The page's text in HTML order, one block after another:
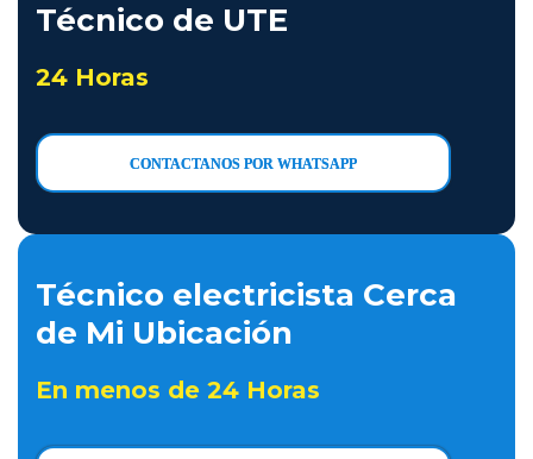
Técnico de UTE
24 Horas
CONTACTANOS POR WHATSAPP
Técnico electricista Cerca
de Mi Ubicación
En menos de 24 Horas